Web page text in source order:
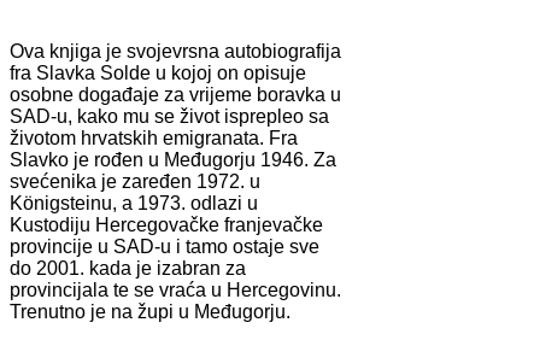
Ova knjiga je svojevrsna autobiografija
fra Slavka Solde u kojoj on opisuje
osobne događaje za vrijeme boravka u
SAD-u, kako mu se život isprepleo sa
životom hrvatskih emigranata. Fra
Slavko je rođen u Međugorju 1946. Za
svećenika je zaređen 1972. u
Königsteinu, a 1973. odlazi u
Kustodiju Hercegovačke franjevačke
provincije u SAD-u i tamo ostaje sve
do 2001. kada je izabran za
provincijala te se vraća u Hercegovinu.
Trenutno je na župi u Međugorju.